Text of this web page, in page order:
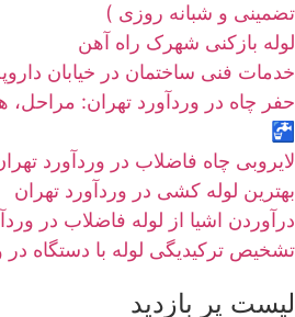
تضمینی و شبانه روزی )
لوله بازکنی شهرک راه آهن
خدمات فنی ساختمان در خیابان
حفر چاه در وردآورد تهران:
🚰
لایروبی چاه فاضلاب در وردآورد
بهترین لوله کشی در وردآورد تهران
درآوردن اشیا از لوله فاضلاب در
تشخیص ترکیدیگی لوله با دستگاه در
لیست پر بازدید